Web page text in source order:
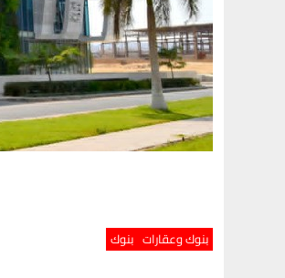
بنوك وعقارات بنوك